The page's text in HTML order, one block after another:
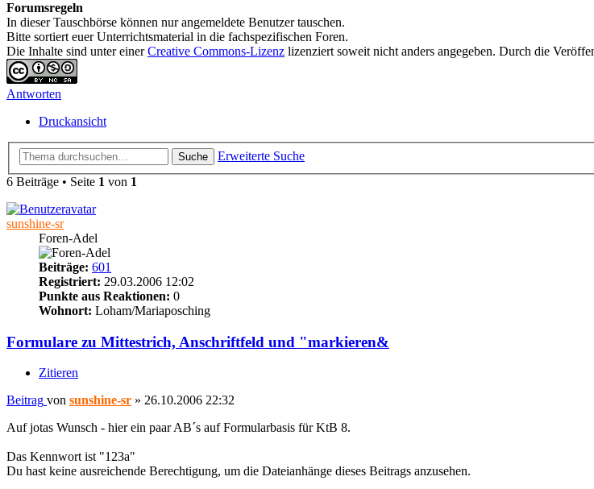
Forumsregeln
In dieser Tauschbörse können nur angemeldete Benutzer tauschen.
Bitte sortiert euer Unterrichtsmaterial in die fachspezifischen Foren.
Die Inhalte sind unter einerCreative Commons-Lizenz lizenziert soweit nicht anders angegeben. Durch die
Antworten
Druckansicht
Suche
Erweiterte Suche
6 Beiträge • Seite 1 von 1
sunshine-sr
Foren-Adel
Beiträge: 601
Registriert: 29.03.2006 12:02
Punkte aus Reaktionen: 0
Wohnort: Loham/Mariaposching
Formulare zu Mittestrich, Anschriftfeld und "markieren&
Zitieren
Beitrag von sunshine-sr » 26.10.2006 22:32
Auf jotas Wunsch - hier ein paar AB´s auf Formularbasis für KtB 8.
Das Kennwort ist "123a"
Du hast keine ausreichende Berechtigung, um die Dateianhänge dieses Beitrags anzusehen.